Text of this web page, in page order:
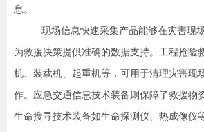
息。
现场信息快速采集产品能够在灾害现
为救援决策提供准确的数据支持。工程抢险
机、装载机、起重机等，可用于清理灾害现
作。应急交通信息技术装备则保障了救援物
生命搜寻技术装备如生命探测仪、热成像仪